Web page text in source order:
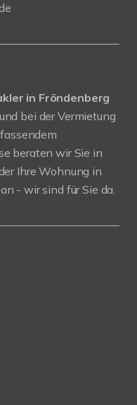
in Fröndenberg
bei der Vermietung
beraten wir Sie in
Ihre Wohnung in
- wir sind für Sie da.